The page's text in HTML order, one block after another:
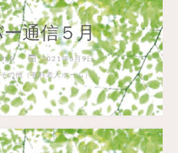
通信５月
2021年6月9日
その他（有料老人ホーム）